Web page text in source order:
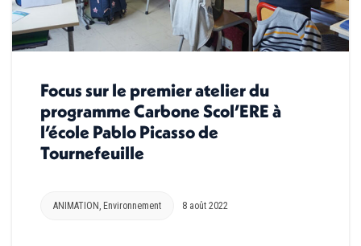
Focus sur le premier atelier du
programme Carbone Scol’ERE à
l’école Pablo Picasso de
Tournefeuille
ANIMATION Environnement 8 août 2022